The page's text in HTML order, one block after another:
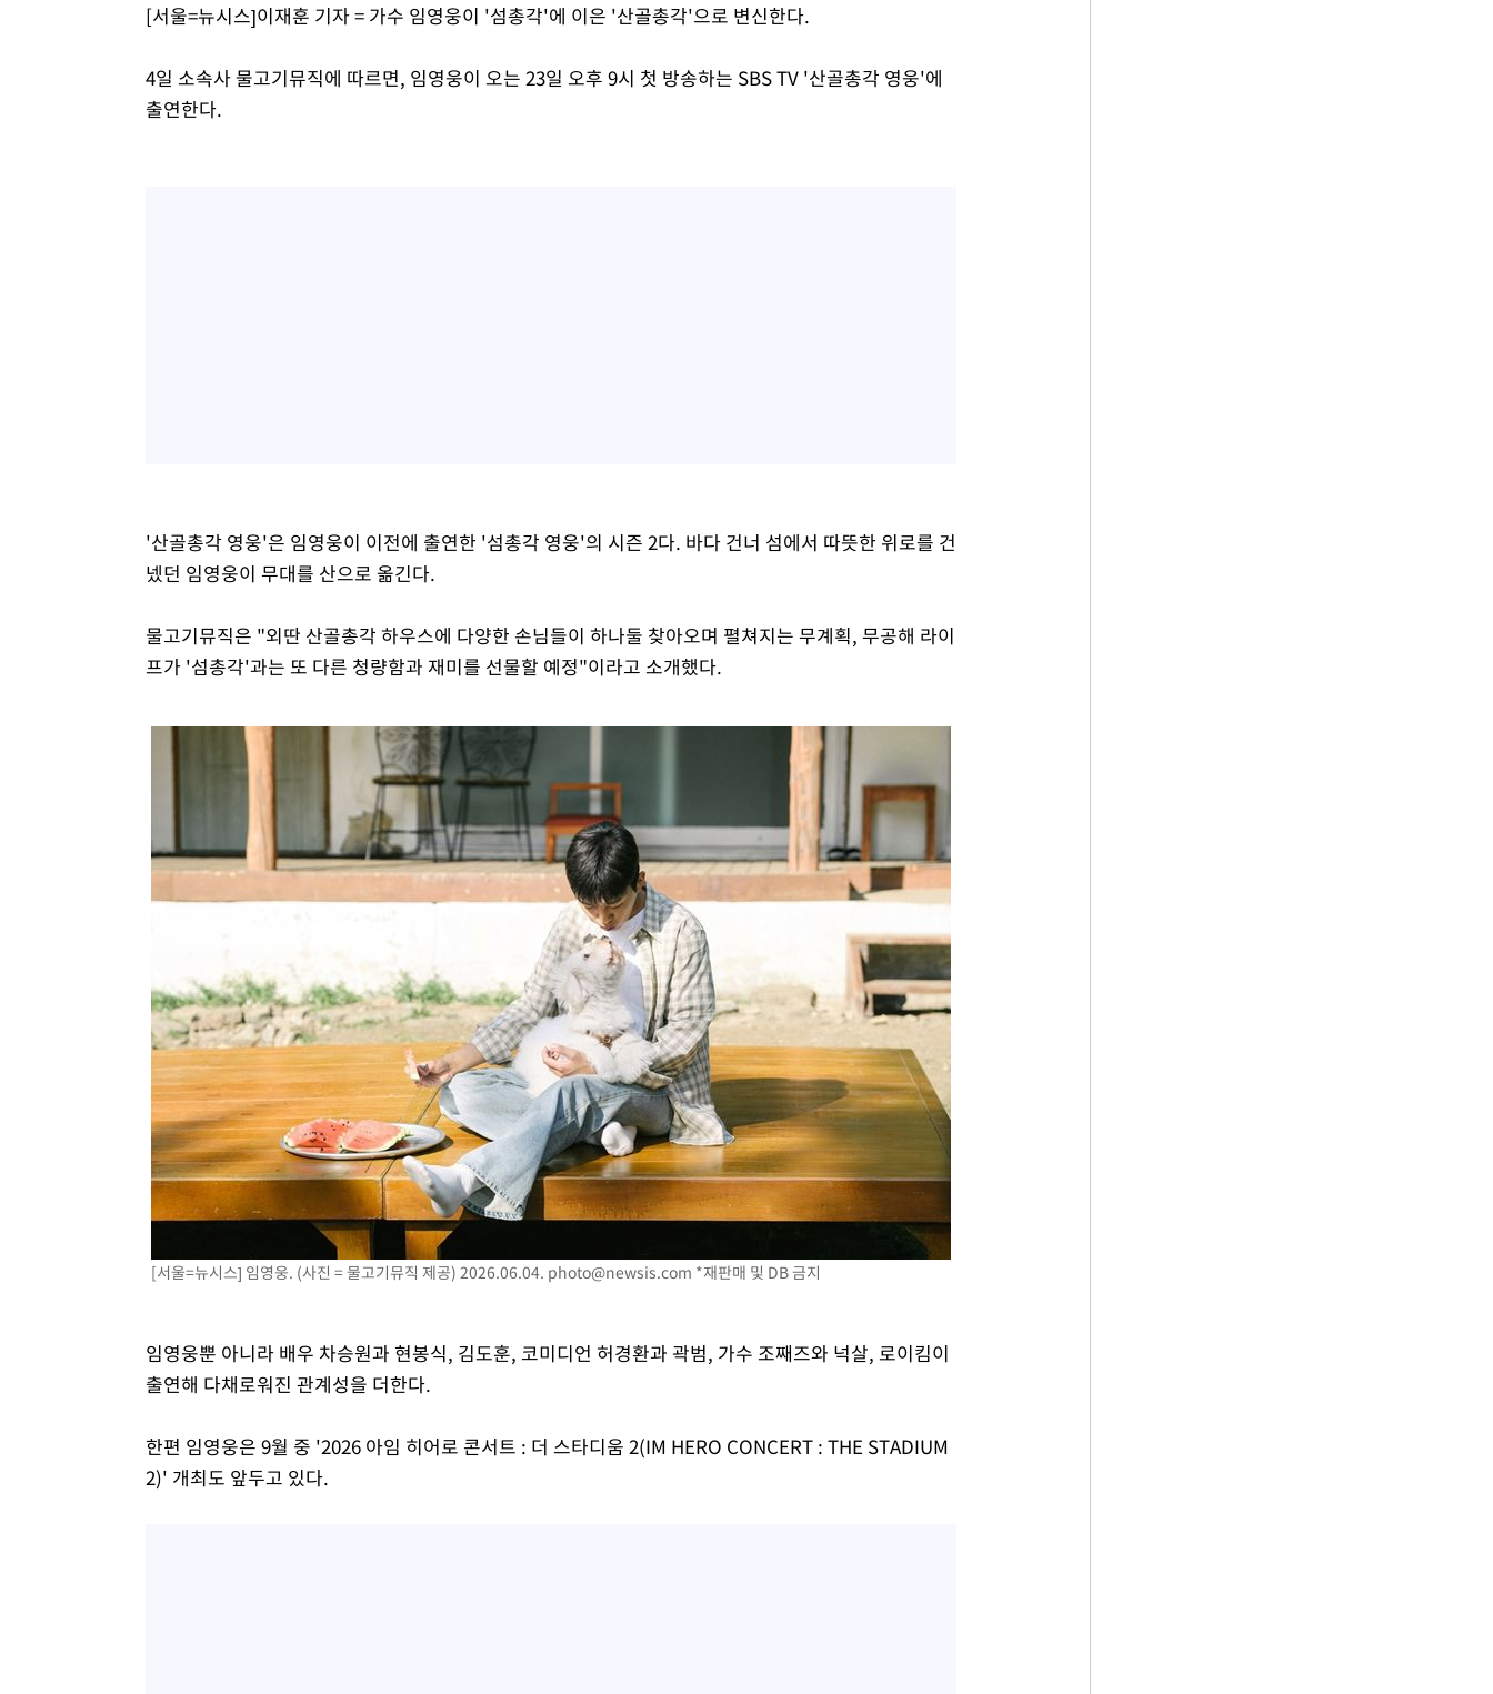
[서울=뉴시스]이재훈 기자 = 가수 임영웅이 '섬총각'에 이은 '산골총각'으로 변신한다.
4일 소속사 물고기뮤직에 따르면, 임영웅이 오는 23일 오후 9시 첫 방송하는 SBS TV '산골총각 영웅'에
출연한다.
'산골총각 영웅'은 임영웅이 이전에 출연한 '섬총각 영웅'의 시즌 2다. 바다 건너 섬에서 따뜻한 위로를 건
넸던 임영웅이 무대를 산으로 옮긴다.
물고기뮤직은 "외딴 산골총각 하우스에 다양한 손님들이 하나둘 찾아오며 펼쳐지는 무계획, 무공해 라이
프가 '섬총각'과는 또 다른 청량함과 재미를 선물할 예정"이라고 소개했다.
[서울=뉴시스] 임영웅. (사진 = 물고기뮤직 제공) 2026.06.04. photo@newsis.com *재판매 및 DB 금지
임영웅뿐 아니라 배우 차승원과 현봉식, 김도훈, 코미디언 허경환과 곽범, 가수 조째즈와 넉살, 로이킴이
출연해 다채로워진 관계성을 더한다.
한편 임영웅은 9월 중 '2026 아임 히어로 콘서트 : 더 스타디움 2(IM HERO CONCERT : THE STADIUM
2)' 개최도 앞두고 있다.